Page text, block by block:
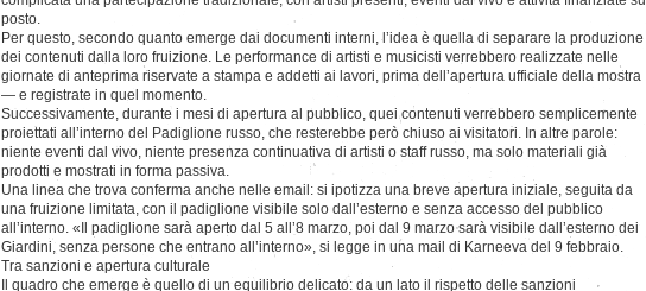
posto.
Per questo, secondo quanto emerge dai documenti interni, l’idea è quella di separare la produzione
dei contenuti dalla loro fruizione. Le performance di artisti e musicisti verrebbero realizzate nelle
giornate di anteprima riservate a stampa e addetti ai lavori, prima dell’apertura ufficiale della mostra
— e registrate in quel momento.
Successivamente, durante i mesi di apertura al pubblico, quei contenuti verrebbero semplicemente
proiettati all’interno del Padiglione russo, che resterebbe però chiuso ai visitatori. In altre parole:
niente eventi dal vivo, niente presenza continuativa di artisti o staff russo, ma solo materiali già
prodotti e mostrati in forma passiva.
Una linea che trova conferma anche nelle email: si ipotizza una breve apertura iniziale, seguita da
una fruizione limitata, con il padiglione visibile solo dall’esterno e senza accesso del pubblico
all’interno. «Il padiglione sarà aperto dal 5 all’8 marzo, poi dal 9 marzo sarà visibile dall’esterno dei
Giardini, senza persone che entrano all’interno», si legge in una mail di Karneeva del 9 febbraio.
Tra sanzioni e apertura culturale
Il quadro che emerge è quello di un equilibrio delicato: da un lato il rispetto delle sanzioni